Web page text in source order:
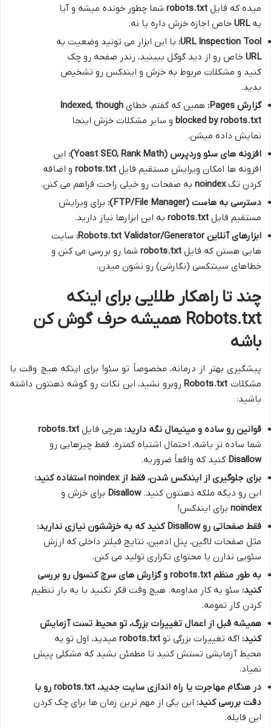
میده که فایل robots.txt شما چطور خونده میشه و آیا
یهURL خاص اجازه خزش داره یا نه.
URL Inspection Tool: با این ابزار می تونید وضعیت یه
URL خاص رو از دید گوگل ببینید، رندر صفحه رو چک
کنید و مشکلات مربوط به خزش و ایندکس رو تشخیص
بدید.
گزارش Pages:
همین که گفتم، خطای Indexed, though
blocked by robots.txt و سایر مشکلات خزش اینجا
نمایش داده میشن.
افزونه های سئو وردپرس (Yoast SEO, Rank Math):
این
افزونه ها امکان ویرایش مستقیم فایل robots.txt و اضافه
کردن تگnoindex به صفحات رو خیلی راحت فراهم می کنن.
دسترسی به هاست (FTP/File Manager):
برای ویرایش
مستقیم فایل robots.txt به این ابزارها نیاز دارید.
ابزارهای آنلاین Robots.txt Validator/Generator:
سایت
هایی هستن که فایل robots.txt شما رو بررسی می کنن و
خطاهای سینتکسی (نگارشی) رو نشون میدن.
چند تا راهکار طلایی برای اینکه
Robots.txt همیشه حرف گوش کن
باشه
پیشگیری بهتر از درمانه، مخصوصاً تو سئو! برای اینکه هیچ وقت با
مشکلات Robots.txtروبرو نشید، این نکات رو گوشه ذهنتون داشته
باشید:
قوانین رو ساده و مینیمال نگه دارید: هرچی فایل robots.txt
شما ساده تر باشه، احتمال اشتباه کمتره. فقط چیزهایی رو
Disallow کنید که واقعاً ضروریه.
برای جلوگیری از ایندکس شدن، فقط ازnoindex استفاده کنید:
این رو دیگه ملکه ذهنتون کنید.Disallow برای خزش و
noindex برای ایندکس!
فقط صفحاتی روDisallow کنید که به خزششون نیازی ندارید:
مثل صفحات لاگین، پنل ادمین، نتایج فیلتر داخلی که ارزش
سئویی ندارن یا محتوای تکراری تولید می کنن.
به طور منظم robots.txt و گزارش های سرچ کنسول رو بررسی
کنید: سئو یه کار مداومه. هیچ وقت فکر نکنید با یه بار تنظیم
کردن کار تمومه.
همیشه قبل از اعمال تغییرات بزرگ، تو محیط تست آزمایش
کنید: اگه تغییرات بزرگی تو robots.txt میدید، اول تو یه
محیط آزمایشی تستش کنید تا مطمئن بشید که مشکلی پیش
نمیاد.
در هنگام مهاجرت یا راه اندازی سایت جدید، robots.txt رو با
دقت بررسی کنید: این یکی از مهم ترین زمان ها برای چک کردن
این فایله.